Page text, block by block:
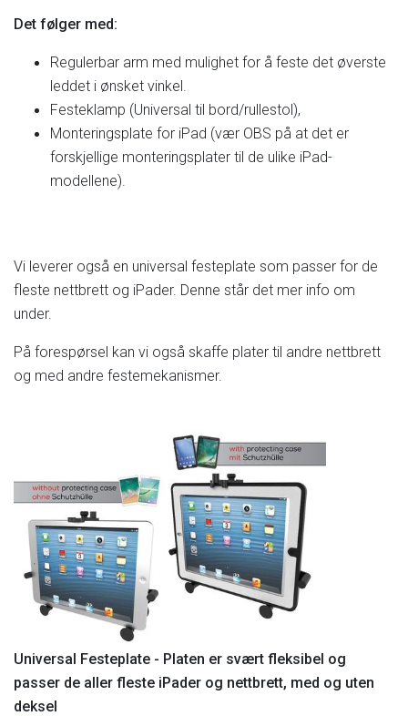
Det følger med:
Regulerbar arm med mulighet for å feste det øverste
leddet i ønsket vinkel.
Festeklamp (Universal til bord/rullestol),
Monteringsplate for iPad (vær OBS på at det er
forskjellige monteringsplater til de ulike iPad-
modellene).
Vi leverer også en universal festeplate som passer for de
fleste nettbrett og iPader. Denne står det mer info om
under.
På forespørsel kan vi også skaffe plater til andre nettbrett
og med andre festemekanismer.
Universal Festeplate - Platen er svært fleksibel og
passer de aller fleste iPader og nettbrett, med og uten
deksel